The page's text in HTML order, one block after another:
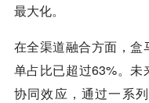
最大化。
在全渠道融合方面，
单占比已超过63%。
协同效应，通过一系